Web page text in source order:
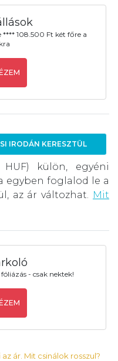
**** 108.500 Ft két főre a
IRODÁN KERESZTÜL
külön, egyéni
egyben foglalod le a
az ár változhat.
Mit
- csak nektek!
ár. Mit csinálok rosszul?